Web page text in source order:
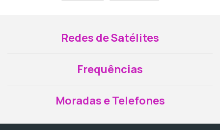
Redes de Satélites
Frequências
Moradas e Telefones